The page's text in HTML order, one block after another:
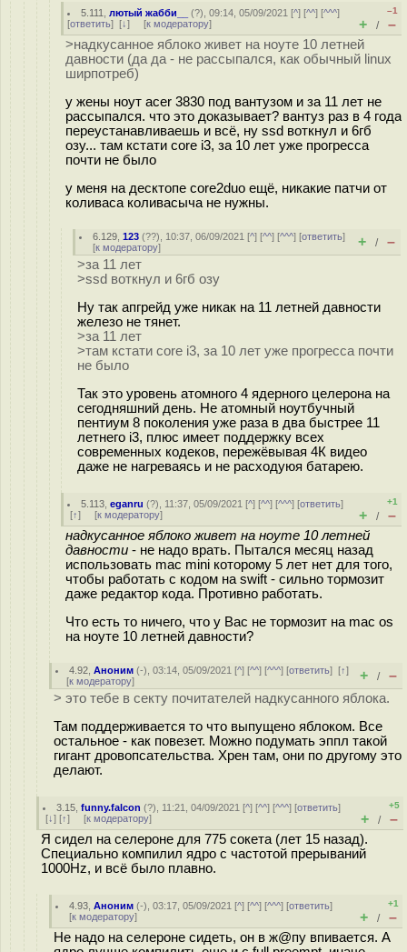
5.111 ,лютый жабби__ (?), 09:14, 05/09/2021 [^] [^^] [^^^]
[ответить] [↓] [к модератору]
–1
+ / –
>надкусанное яблоко живет на ноуте 10 летней
давности (да да - не рассыпался, как обычный linux
ширпотреб)
у жены ноут acer 3830 под вантузом и за 11 лет не
рассыпался. что это доказывает? вантуз раз в 4 года
переустанавливаешь и всё, ну ssd воткнул и 6гб
озу... там кстати core i3, за 10 лет уже прогресса
почти не было
у меня на десктопе core2duo ещё, никакие патчи от
коливаса коливасыча не нужны.
6.129 ,123 (??), 10:37, 06/09/2021 [^] [^^] [^^^] [ответить]
[к модератору] + / –
>за 11 лет
>ssd воткнул и 6гб озу
Ну так апгрейд уже никак на 11 летней давности
железо не тянет.
>за 11 лет
>там кстати core i3, за 10 лет уже прогресса почти
не было
Так это уровень атомного 4 ядерного целерона на
сегодняшний день. Не атомный ноутбучный
пентиум 8 поколения уже раза в два быстрее 11
летнего i3, плюс имеет поддержку всех
современных кодеков, пережёвывая 4К видео
даже не нагреваясь и не расходуюя батарею.
5.113 ,eganru (?), 11:37, 05/09/2021 [^] [^^] [^^^] [ответить]
[↑] [к модератору]
+1
+ / –
надкусанное яблоко живет на ноуте 10 летней
давности - не надо врать. Пытался месяц назад
использовать mac mini которому 5 лет нет для того,
чтобы работать с кодом на swift - сильно тормозит
даже редактор кода. Противно работать.
Что есть то ничего, что у Вас не тормозит на mac os
на ноуте 10 летней давности?
4.92 ,Аноним (-), 03:14, 05/09/2021 [^] [^^] [^^^] [ответить][↑]
[к модератору] + / –
> это тебе в секту почитателей надкусанного яблока.
Там поддерживается то что выпущено яблоком. Все
остальное - как повезет. Можно подумать эппл такой
гигант дровопсательства. Хрен там, они по другому это
делают.
3.15 ,funny.falcon (?), 11:21, 04/09/2021 [^] [^^] [^^^] [ответить]
[↓] [↑] [к модератору]
+5
+ / –
Я сидел на селероне для 775 сокета (лет 15 назад).
Специально компилил ядро с частотой прерываний
1000Hz, и всё было плавно.
4.93 ,Аноним (-), 03:17, 05/09/2021 [^] [^^] [^^^] [ответить]
[к модератору]
+1
+ / –
Не надо на селероне сидеть, он в ж@пу впивается. А